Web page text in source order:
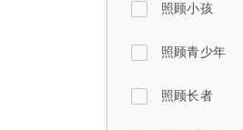
照顾小孩
照顾青少年
照顾长者